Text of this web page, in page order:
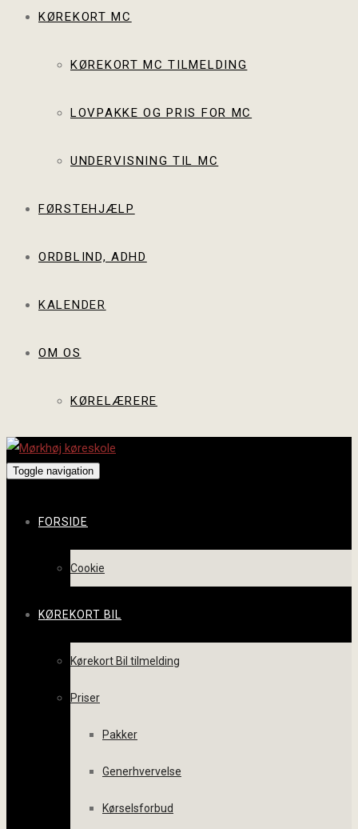
KØREKORT MC
KØREKORT MC TILMELDING
LOVPAKKE OG PRIS FOR MC
UNDERVISNING TIL MC
FØRSTEHJÆLP
ORDBLIND, ADHD
KALENDER
OM OS
KØRELÆRERE
Toggle navigation
FORSIDE
Cookie
KØREKORT BIL
Kørekort Bil tilmelding
Priser
Pakker
Generhvervelse
Kørselsforbud